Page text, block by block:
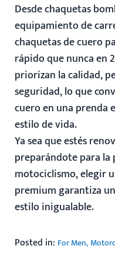
Desde chaquetas
equipamiento de
chaquetas de cuero
rápido que nunca en
priorizan lacalidad,
seguridad, lo que
cuero en una prenda
estilo de vida.
Ya sea que estés
preparándote para
motociclismo, elegir
premium garantiza
estilo inigualable.
Posted in: For Men